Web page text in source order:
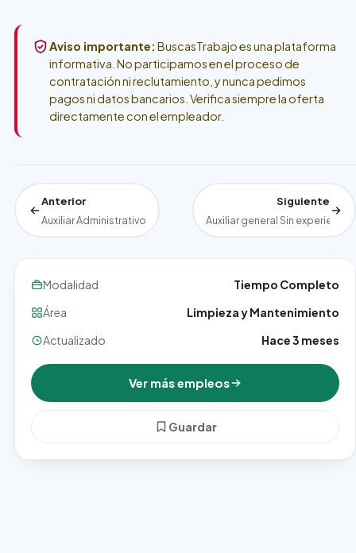
Aviso importante: BuscasTrabajo es una plataforma
informativa. No participamos en el proceso de
contratación ni reclutamiento, y nunca pedimos
pagos ni datos bancarios. Verifica siempre la oferta
directamente con el empleador.
Anterior
Auxiliar Administrativo
Siguiente
Auxiliar general Sin
Modalidad
Tiempo Completo
Área
Limpieza y Mantenimiento
Actualizado
Hace 3 meses
Ver más empleos
Guardar